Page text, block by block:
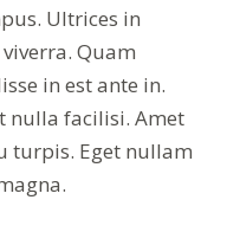
Ultrices in
Quam
in est ante in.
nulla facilisi. Amet
turpis. Eget nullam